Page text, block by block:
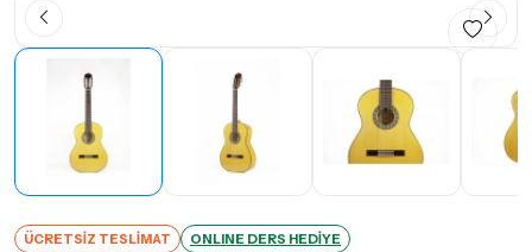
ÜCRETSİZ TESLİMAT ONLINE DERS HEDİYE